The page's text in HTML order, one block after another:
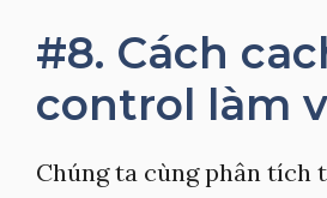
#8. Cách
control làm
Chúng ta cùng phân tích